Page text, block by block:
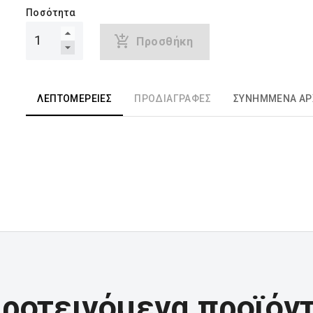
Ποσότητα
Προσθήκη
ΛΕΠΤΟΜΈΡΕΙΕΣ ΠΡΟΔΙΑΓΡΑΦΈΣ ΣΥΝΗΜΜΈΝΑ